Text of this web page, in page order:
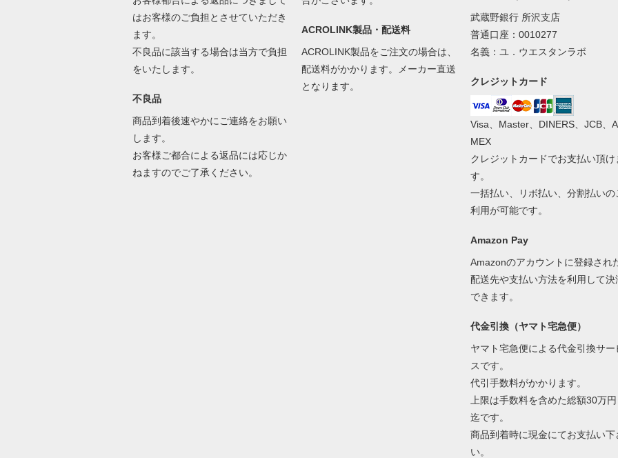
はお客様のご負担とさせていただき
ます。
不良品に該当する場合は当方で負担
をいたします。
不良品
商品到着後速やかにご連絡をお願い
します。
お客様ご都合による返品には応じか
ねますのでご了承ください。
ACROLINK製品・配送料
ACROLINK製品をご注文の場合は、
配送料がかかります。メーカー直送
となります。
武蔵野銀行 所沢支店
普通口座：0010277
名義：ユ．ウエスタンラボ
クレジットカード
Visa、Master、DINERS、JCB、A
MEX
クレジットカードでお支払い頂け
す。
一括払い、リボ払い、分割払いの
利用が可能です。
Amazon Pay
Amazonのアカウントに登録され
配送先や支払い方法を利用して決
できます。
代金引換（ヤマト宅急便）
ヤマト宅急便による代金引換サー
スです。
代引手数料がかかります。
上限は手数料を含めた総額30万円
迄です。
商品到着時に現金にてお支払い下
い。